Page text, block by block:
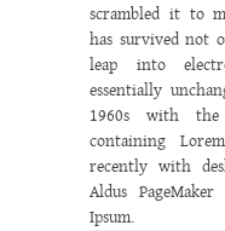
scrambled it to
has survived not
leap into
essentially
1960s with the
containing
recently with
Aldus
Ipsum.